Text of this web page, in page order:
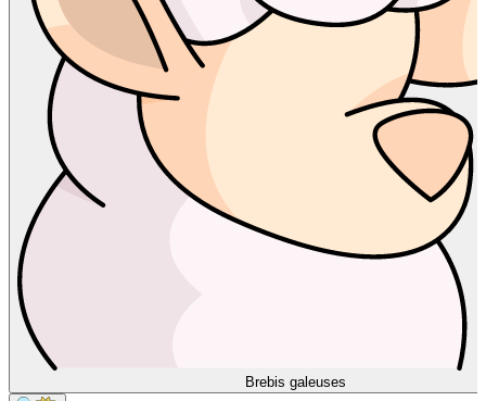
Brebis galeuses